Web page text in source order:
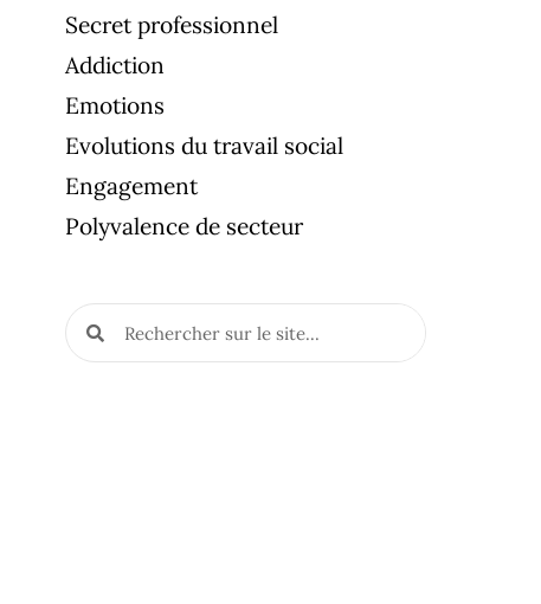
Secret professionnel
Addiction
Emotions
Evolutions du travail social
Engagement
Polyvalence de secteur